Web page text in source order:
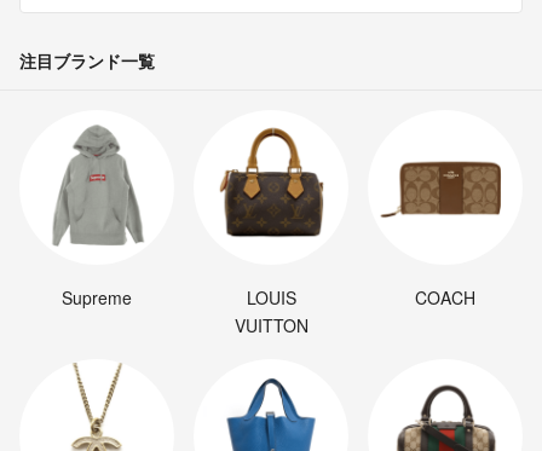
注目ブランド一覧
Supreme
LOUIS
VUITTON
COACH